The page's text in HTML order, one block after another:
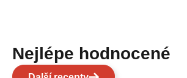
Nejlépe hodnocené